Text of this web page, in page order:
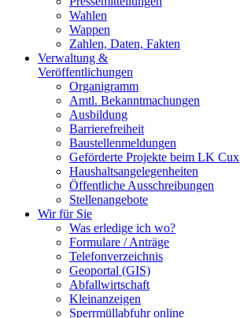
Wahlen
Wappen
Zahlen, Daten, Fakten
Verwaltung &
Veröffentlichungen
Organigramm
Amtl. Bekanntmachungen
Ausbildung
Barrierefreiheit
Baustellenmeldungen
Geförderte Projekte beim LK Cux
Haushaltsangelegenheiten
Öffentliche Ausschreibungen
Stellenangebote
Wir für Sie
Was erledige ich wo?
Formulare / Anträge
Telefonverzeichnis
Geoportal (GIS)
Abfallwirtschaft
Kleinanzeigen
Sperrmüllabfuhr online